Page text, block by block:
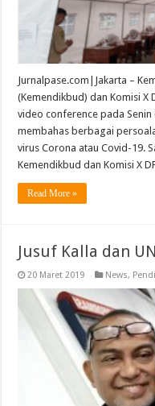
Jurnalpase.com|Jakarta –
(Kemendikbud) dan Komisi X
video conference pada
membahas berbagai
virus Corona atau Covid-19.
Kemendikbud dan Komisi X
Read More »
Jusuf Kalla dan
20 Maret 2019 News,